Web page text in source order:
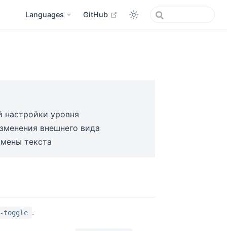
Languages GitHub open in new window
настройки уровня
внешнего вида
текста
toggle .